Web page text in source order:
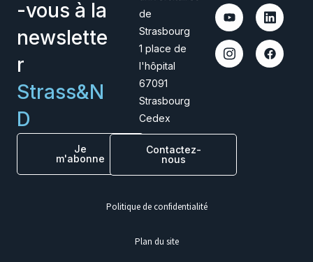
-vous à la
newslette
r
Strass&N
D
Je
m'abonne
de
Strasbourg
1 place de
l'hôpital
67091
Strasbourg
Cedex
Contactez-
nous
Politique de confidentialité
Plan du site